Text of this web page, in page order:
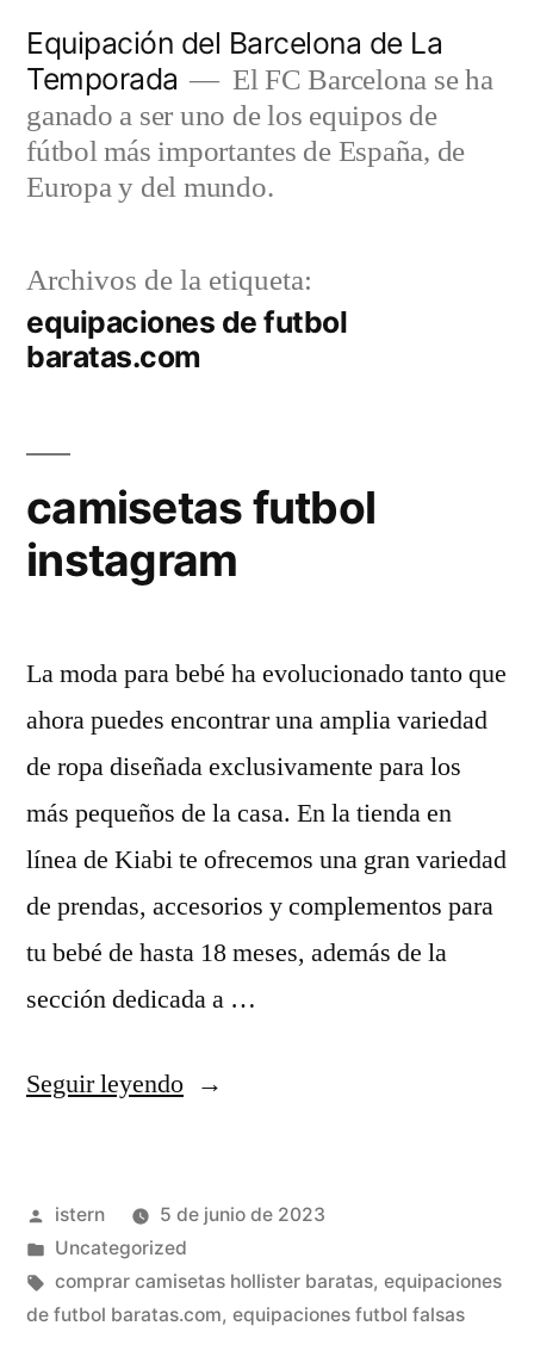
contenido
Equipación del Barcelona de La
Temporada
El FC Barcelona se ha
ganado a ser uno de los equipos de
fútbol más importantes de España, de
Europa y del mundo.
Archivos de la etiqueta:
equipaciones de futbol
baratas.com
camisetas futbol
instagram
La moda para bebé ha evolucionado tanto que
ahora puedes encontrar una amplia variedad
de ropa diseñada exclusivamente para los
más pequeños de la casa. En la tienda en
línea de Kiabi te ofrecemos una gran variedad
de prendas, accesorios y complementos para
tu bebé de hasta 18 meses, además de la
sección dedicada a …
Seguir leyendo«camisetas
Publicado
por
istern
5 de junio de 2023
Publicado
en
Uncategorized
Etiquetas:
comprar camisetas hollister baratas, equipaciones
de futbol baratas.com, equipaciones futbol falsas